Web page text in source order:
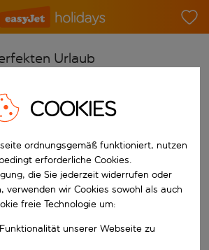
Urlaub
für die automatische
aus.
wählen
COOKIES
ordnungsgemäß funktioniert, nutzen
erforderliche Cookies.
die Sie jederzeit widerrufen oder
verwenden wir Cookies sowohl als auch
freie Technologie um:
unserer Webseite zu